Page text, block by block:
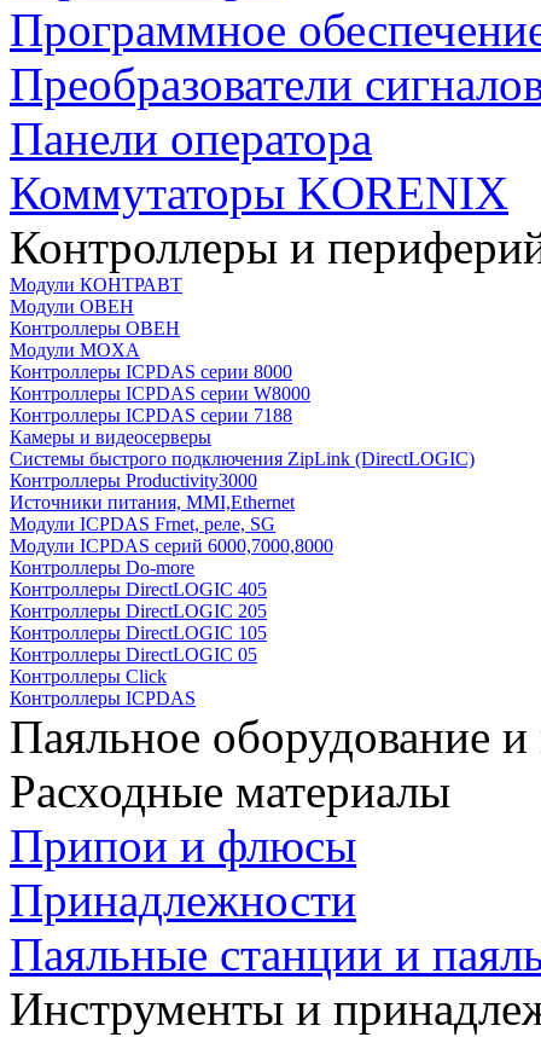
Программное
Преобразователи
Панели оператора
Коммутаторы KORENIX
Контроллеры и
Модули КОНТРАВТ
Модули ОВЕН
Контроллеры ОВЕН
Модули MOXA
Контроллеры ICPDAS серии 8000
Контроллеры ICPDAS серии W8000
Контроллеры ICPDAS серии 7188
Камеры и видеосерверы
Системы быстрого подключения ZipLink (DirectLOGIC)
Контроллеры Productivity3000
Источники питания, MMI,Ethernet
Модули ICPDAS Frnet, реле, SG
Модули ICPDAS серий 6000,7000,8000
Контроллеры Do-more
Контроллеры DirectLOGIC 405
Контроллеры DirectLOGIC 205
Контроллеры DirectLOGIC 105
Контроллеры DirectLOGIC 05
Контроллеры Click
Контроллеры ICPDAS
Паяльное оборудование
Расходные материалы
Припои и флюсы
Принадлежности
Паяльные станции и
Инструменты и